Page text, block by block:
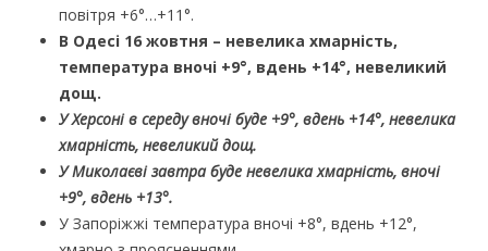
повітря +6°…+11°.
В Одесі 16 жовтня – невелика хмарність,
температура вночі +9°, вдень +14°, невеликий
дощ.
У Херсоні в середу вночі буде +9°, вдень +14°, невелика
хмарність, невеликий дощ.
У Миколаєві завтра буде невелика хмарність, вночі
+9°, вдень +13°.
У Запоріжжі температура вночі +8°, вдень +12°,